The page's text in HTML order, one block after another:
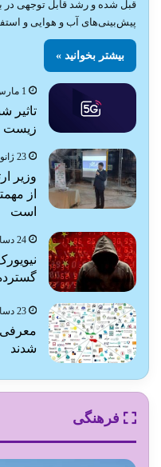
قبل شده و رشد قابل توجهی
پیش‌بینی‌های آب و هوایی و
بیشتر بخوانید »
1 مارس 2025
زیست
23 ژانویه 2025
وزیر
از
است
24 دسامبر 2024
23 دسامبر 2024
شدند
فرهنگی